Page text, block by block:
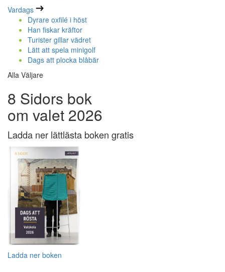
Vardags
Dyrare oxfilé i höst
Han fiskar kräftor
Turister gillar vädret
Lätt att spela minigolf
Dags att plocka blåbär
Alla Väljare
8 Sidors bok
om valet 2026
Ladda ner lättlästa boken gratis
Ladda ner boken